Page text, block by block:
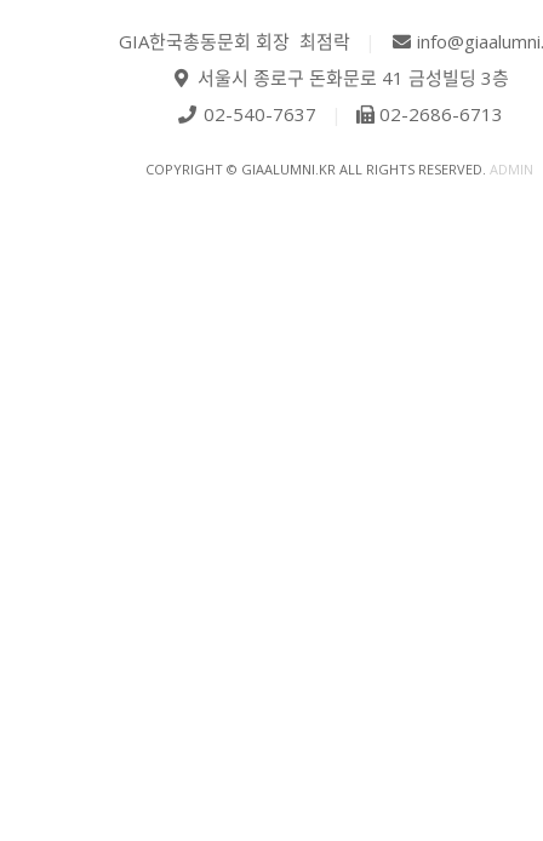
GIA한국총동문회 회장 최점락
서울시 종로구 돈화문로 41 금성빌딩 3층
02-540-7637
02-2686-6713
COPYRIGHT © GIAALUMNI.KR ALL RIGHTS RESERVED. ADMIN